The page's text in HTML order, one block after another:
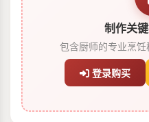
制作关
包含厨师的专业烹
登录购买